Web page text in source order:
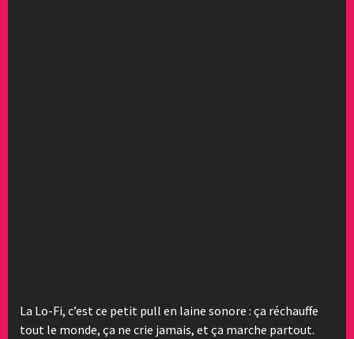
La Lo-Fi, c’est ce petit pull en laine sonore : ça réchauffe
tout le monde, ça ne crie jamais, et ça marche partout.